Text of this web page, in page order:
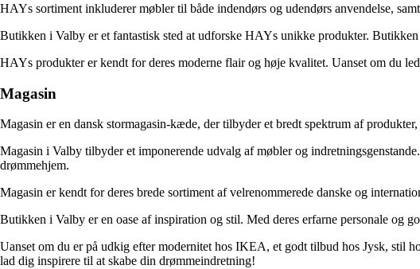
HAYs sortiment inkluderer møbler til både indendørs og udendørs anvendelse,
Butikken i Valby er et fantastisk sted at udforske HAYs unikke produkter.
HAYs produkter er kendt for deres moderne flair og høje kvalitet. Uanset om du
Magasin
Magasin er en dansk stormagasin-kæde, der tilbyder et bredt spektrum af
Magasin i Valby tilbyder et imponerende udvalg af møbler og
drømmehjem.
Magasin er kendt for deres brede sortiment af velrenommerede danske og
Butikken i Valby er en oase af inspiration og stil. Med deres erfarne personale og
Uanset om du er på udkig efter modernitet hos IKEA, et godt tilbud hos Jysk, stil
lad dig inspirere til at skabe din drømmeindretning!